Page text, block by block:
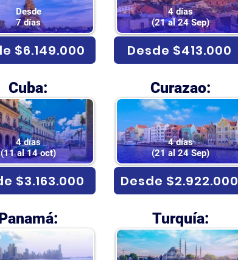
Desde
7 días
$6.149.000
Cuba:
4 días
(11 al 14 oct)
$3.163.000
4 días
(21 al 24 Sep)
Desde $413.000
Curazao:
4 días
(21 al 24 Sep)
Desde $2.922.000
Turquía: